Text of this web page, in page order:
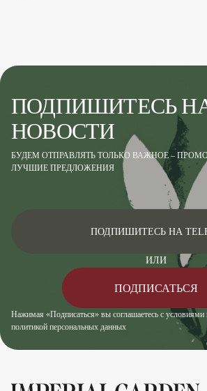
ПОДПИШИТЕСЬ
НОВОСТИ
БУДЕМ ОТПРАВЛЯТЬ ТОЛЬКО ВАЖНОЕ –
ЛУЧШИЕ ПРЕДЛОЖЕНИЯ
Нажимая «Подписаться» вы соглашаетесь с условиями
политикой персональных данных
ПОДПИШИТЕСЬ НА
ИЛИ
ПОДПИСАТЬСЯ